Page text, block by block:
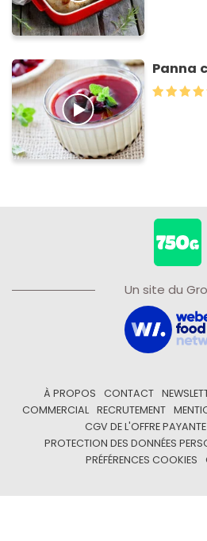
Panna
Un site du
À PROPOS CONTACT
COMMERCIAL
RECRUTEMENT
CGV DE L'OFFRE
PROTECTION DES DONNÉES
PRÉFÉRENCES COOKIES